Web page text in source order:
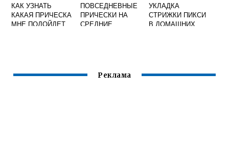
КАК УЗНАТЬ
КАКАЯ ПРИЧЕСКА
МНЕ ПОДОЙДЕТ
ПОВСЕДНЕВНЫЕ
ПРИЧЕСКИ НА
СРЕДНИЕ
УКЛАДКА
СТРИЖКИ ПИКСИ
В ДОМАШНИХ
Реклама